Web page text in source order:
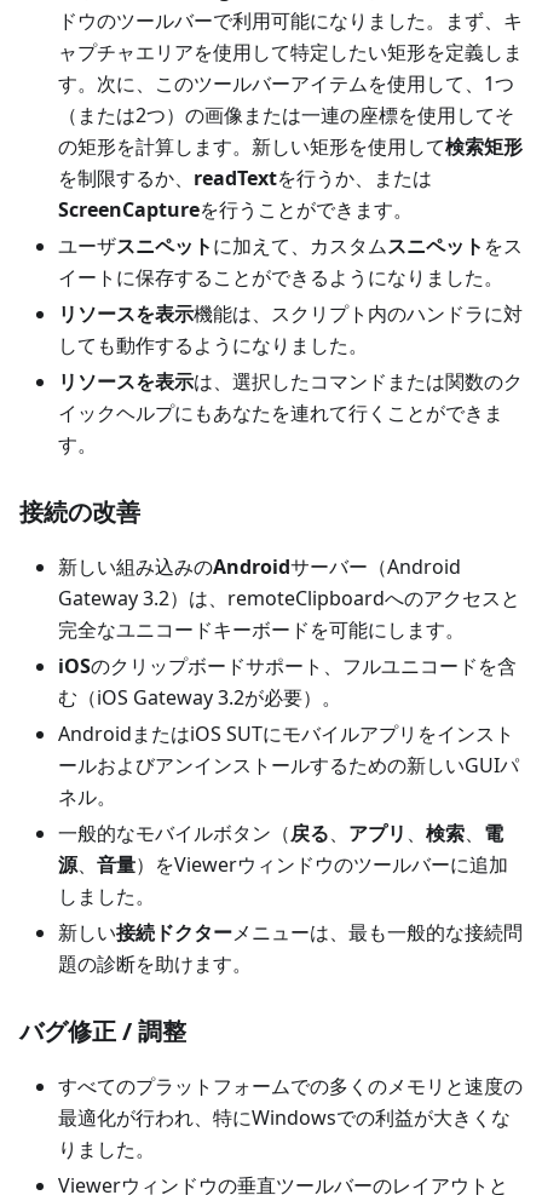
ドウのツールバーで利用可能になりました。まず、キ
ャプチャエリアを使用して特定したい矩形を定義しま
す。次に、このツールバーアイテムを使用して、1つ
（または2つ）の画像または一連の座標を使用してそ
の矩形を計算します。新しい矩形を使用して検索矩形
を制限するか、 readTextを行うか、または
ScreenCaptureを行うことができます。
ユーザスニペットに加えて、カスタムスニペット をス
イートに保存することができるようになりました。
リソースを表示機能は、スクリプト内のハンドラに対
しても動作するようになりました。
リソースを表示は、選択したコマンドまたは関数のク
イックヘルプにもあなたを連れて行くことができま
す。
接続の改善
新しい組み込みのAndroidサーバー（Android
Gateway 3.2）は、remoteClipboardへのアクセスと
完全なユニコードキーボードを可能にします。
iOSのクリップボードサポート、フルユニコードを含
む（iOS Gateway 3.2が必要）。
AndroidまたはiOS SUTにモバイルアプリをインスト
ールおよびアンインストールするための新しいGUIパ
ネル。
一般的なモバイルボタン（戻る、 アプリ 、 検索、 電
源、 音量）をViewerウィンドウのツールバーに追加
しました。
新しい接続ドクターメニューは、最も一般的な接続問
題の診断を助けます。
バグ修正 / 調整
すべてのプラットフォームでの多くのメモリと速度の
最適化が行われ、特にWindowsでの利益が大きくな
りました。
Viewerウィンドウの垂直ツールバーのレイアウトと